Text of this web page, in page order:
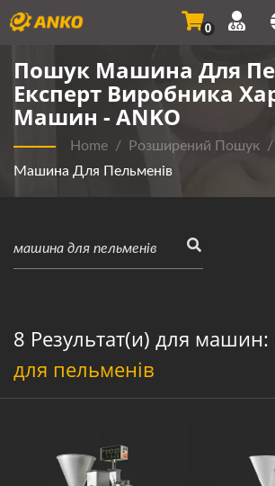
0
Пошук Машина Для
Експерт Виробника
Машин - ANKO
Home / Розширений Пошук /
Машина Для Пельменів
8 Результат(и) для машин:
для пельменів